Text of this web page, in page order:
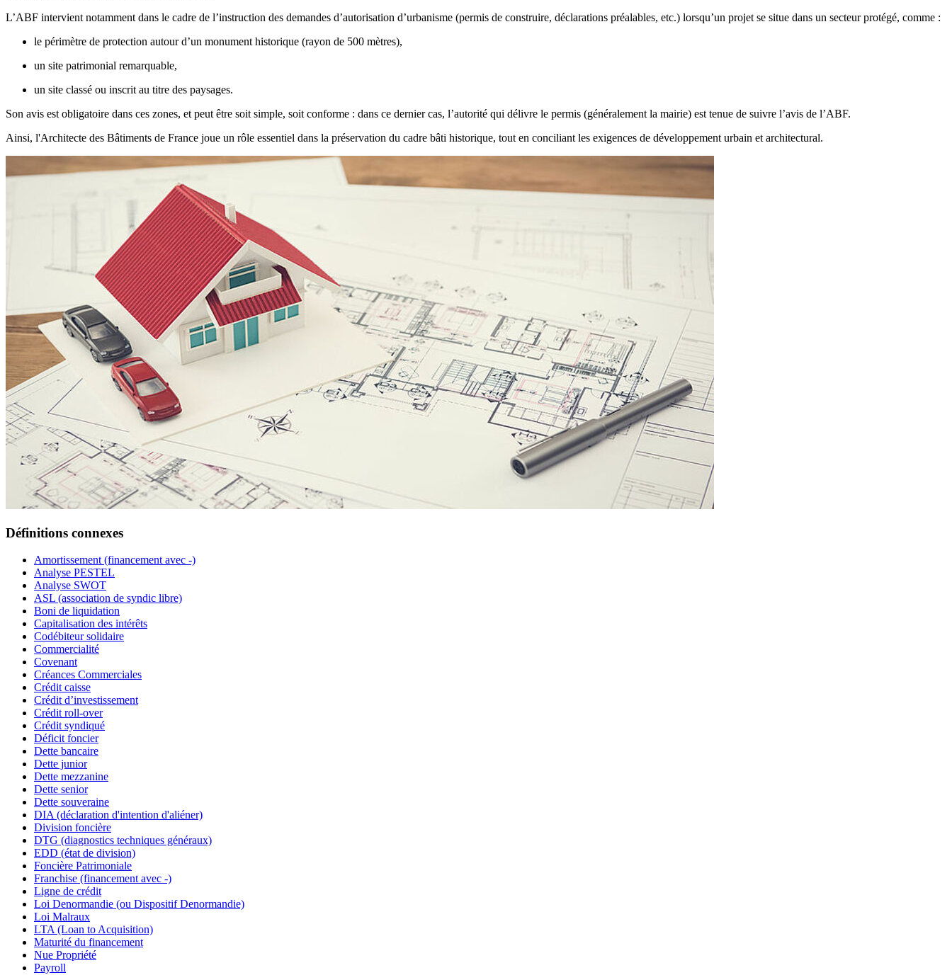
L’ABF intervient notamment dans le cadre de l’instruction des demandes d’autorisation d’urbanisme (permis de construire, déclarations préalables, etc.) lorsqu’un projet se situe dans un secteur protégé, comme :
le périmètre de protection autour d’un monument historique (rayon de 500 mètres),
un site patrimonial remarquable,
un site classé ou inscrit au titre des paysages.
Son avis est obligatoire dans ces zones, et peut être soit simple, soit conforme : dans ce dernier cas, l’autorité qui délivre le permis (généralement la mairie) est tenue de suivre l’avis de l’ABF.
Ainsi, l'Architecte des Bâtiments de France joue un rôle essentiel dans la préservation du cadre bâti historique, tout en conciliant les exigences de développement urbain et architectural.
Définitions connexes
Amortissement (financement avec -)
Analyse PESTEL
Analyse SWOT
ASL (association de syndic libre)
Boni de liquidation
Capitalisation des intérêts
Codébiteur solidaire
Commercialité
Covenant
Créances Commerciales
Crédit caisse
Crédit d’investissement
Crédit roll-over
Crédit syndiqué
Déficit foncier
Dette bancaire
Dette junior
Dette mezzanine
Dette senior
Dette souveraine
DIA (déclaration d'intention d'aliéner)
Division foncière
DTG (diagnostics techniques généraux)
EDD (état de division)
Foncière Patrimoniale
Franchise (financement avec -)
Ligne de crédit
Loi Denormandie (ou Dispositif Denormandie)
Loi Malraux
LTA (Loan to Acquisition)
Maturité du financement
Nue Propriété
Payroll